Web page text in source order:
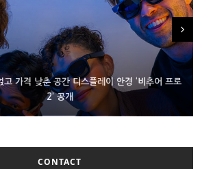
고 가격 낮춘 공간 디스플레이 안경 ‘비추어 프로
2’ 공개
달러어치 아이폰18 프로세서 패키징 대기 중
달러 반지형 스피커 준비하는 오픈AI
CONTACT